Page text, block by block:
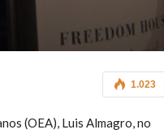
1.023
(OEA), Luis Almagro, no